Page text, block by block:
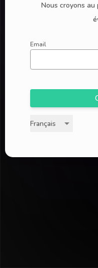
Nous croyons
Email
Français